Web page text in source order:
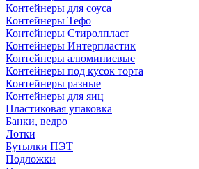
Контейнеры для соуса
Контейнеры Тефо
Контейнеры Стиролпласт
Контейнеры Интерпластик
Контейнеры алюминиевые
Контейнеры под кусок торта
Контейнеры разные
Контейнеры для яиц
Пластиковая упаковка
Банки, ведро
Лотки
Бутылки ПЭТ
Подложки